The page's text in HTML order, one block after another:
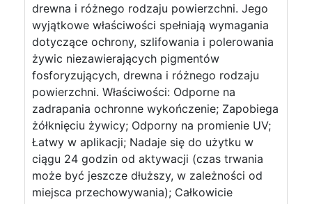
drewna i różnego rodzaju powierzchni. Jego
wyjątkowe właściwości spełniają wymagania
dotyczące ochrony, szlifowania i polerowania
żywic niezawierających pigmentów
fosforyzujących, drewna i różnego rodzaju
powierzchni. Właściwości: Odporne na
zadrapania ochronne wykończenie; Zapobiega
żółknięciu żywicy; Odporny na promienie UV;
Łatwy w aplikacji; Nadaje się do użytku w
ciągu 24 godzin od aktywacji (czas trwania
może być jeszcze dłuższy, w zależności od
miejsca przechowywania); Całkowicie